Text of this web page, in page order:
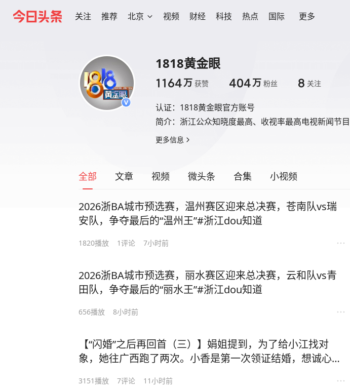
关注 推荐 北京 视频 财经 科技 热点 国际 更多
1818黄金眼
1164万 获赞 404万 粉丝 8 关注
认证： 1818黄金眼官方账号
简介： 浙江公众知晓度最高、收视率最高电视新闻节目
更多信息
全部 文章 视频 微头条 合集 小视频
2026浙BA城市预选赛，温州赛区迎来总决赛，苍南队vs瑞
安队，争夺最后的“温州王”#浙江dou知道
1820播放 1评论 7小时前
2026浙BA城市预选赛，丽水赛区迎来总决赛，云和队vs青
田队，争夺最后的“丽水王”#浙江dou知道
656播放 8小时前
【“闪婚”之后再回首（三）】娟姐提到，为了给小江找对
象，她往广西跑了两次。小香是第一次领证结婚，想诚心和
3151播放 7评论 11小时前